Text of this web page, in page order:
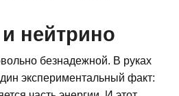
нейтрино
безнадежной. В руках
экспериментальный факт: